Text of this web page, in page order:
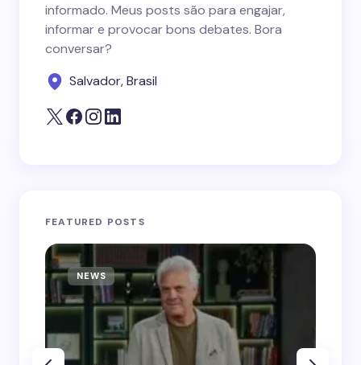
informado. Meus posts são para engajar,
informar e provocar bons debates. Bora
conversar?
Salvador, Brasil
FEATURED POSTS
NEWS